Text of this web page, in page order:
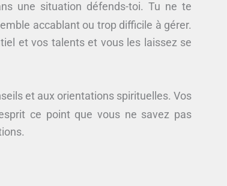
une situation défends-toi. Tu ne te
accablant ou trop difficile à gérer.
et vos talents et vous les laissez se
et aux orientations spirituelles. Vos
ce point que vous ne savez pas